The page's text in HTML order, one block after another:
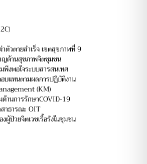
ตัวตายสำเร็จ เขตสุขภาพที่ 9
ญด้านสุขภาพจิตชุมชน
งพอใจระบบสารสนเทศ
บแทนตามผลการปฏิบัติงาน
(KM)
ด้านการรักษาCOVID-19
าธารณะ OIT
ผู้ป่วยจิตเวชเรื้อรังในชุมชน